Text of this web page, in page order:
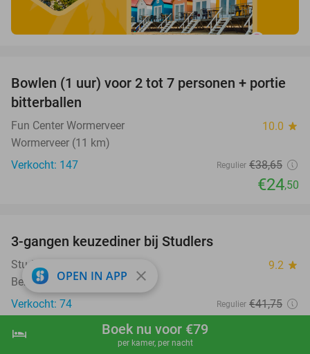
shopping_cart Boek nu
hotel Boek nu voor €79
per kamer, per nacht
37%
Bowlen (1 uur) voor 2 tot 7 personen + portie
bitterballen
Fun Center Wormerveer 10.0 star
Wormerveer (11 km)
Verkocht: 147
Regulier €38,65
€24,50
3-gangen keuzediner bij Studlers
Studlers 9.2 star
Bergen
Verkocht: 74
Regulier €41,75
OPEN IN APP close